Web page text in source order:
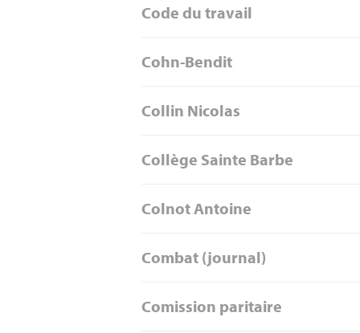
Code du travail
Cohn-Bendit
Collin Nicolas
Collège Sainte Barbe
Colnot Antoine
Combat (journal)
Comission paritaire